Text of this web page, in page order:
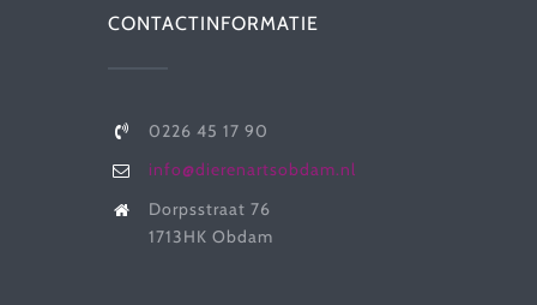
CONTACTINFORMATIE
0226 45 17 90
info@dierenartsobdam.nl
Dorpsstraat 76
1713HK Obdam